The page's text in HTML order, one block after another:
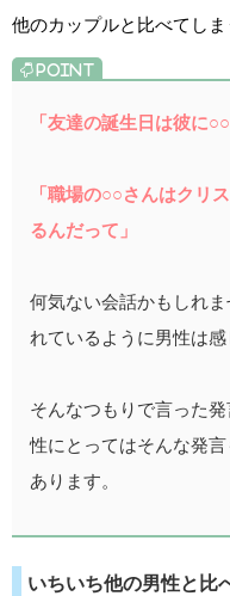
他のカップルと比べてしま
「友達の誕生日は彼に
「職場の○○さんはクリ
るんだって」
何気ない会話かもしれ
れているように男性は感
そんなつもりで言った
性にとってはそんな発
あります。
いちいち他の男性と比